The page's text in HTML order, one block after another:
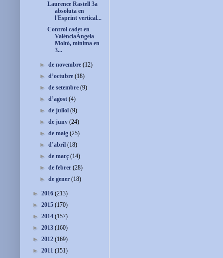
Laurence Rastell 3a
absoluta en
l'Esprint vertical...
Control cadet en
ValènciaÀngela
Moltó, mínima en
3...
►de novembre(12)
►d’octubre(18)
►de setembre(9)
►d’agost(4)
►de juliol(9)
►de juny(24)
►de maig(25)
►d’abril(18)
►de març(14)
►de febrer(28)
►de gener(18)
► 2016 (213)
► 2015 (170)
► 2014 (157)
► 2013 (160)
► 2012 (169)
► 2011 (151)